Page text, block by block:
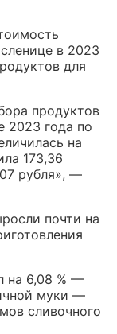
в 2023
для
продуктов
2023 года по
на
173,36
рубля», —
почти на
на 6,08 % —
муки —
сливочного